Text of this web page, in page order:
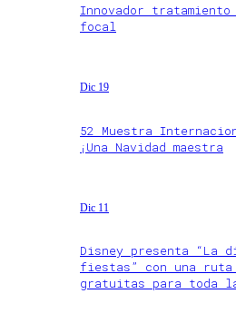
Innovador
focal
Dic 19
52 Muestra
¡Una Navidad maestra
Dic 11
Disney presenta “La
fiestas” con una ruta
gratuitas para toda